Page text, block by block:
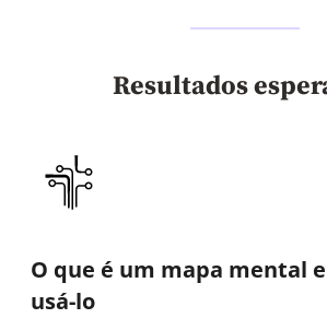
Resultados
O que é um mapa mental
usá-lo